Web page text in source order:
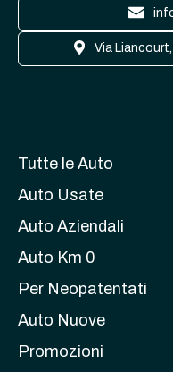
Via
Tutte le Auto
Auto Usate
Auto Aziendali
Auto Km 0
Per Neopatentati
Auto Nuove
Promozioni